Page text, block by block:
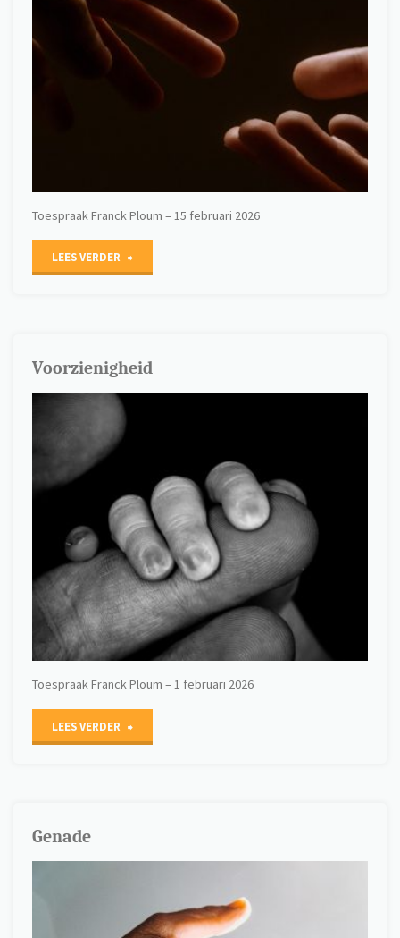
Toespraak Franck Ploum – 15 februari 2026
LEES VERDER "Barmhartigheid"
Voorzienigheid
Toespraak Franck Ploum – 1 februari 2026
LEES VERDER "Voorzienigheid"
Genade